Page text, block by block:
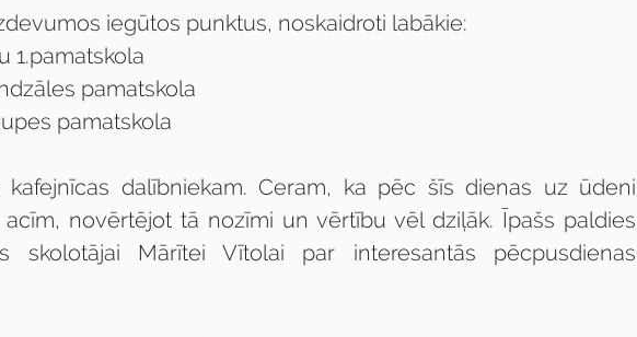
iegūtos punktus, noskaidroti labākie:
1.pamatskola
pamatskola
pamatskola
kafejnīcas dalībniekam. Ceram, ka pēc šīs dienas uz ūdeni
acīm, novērtējot tā nozīmi un vērtību vēl dziļāk. Īpašs paldies
skolotājai Mārītei Vītolai par interesantās pēcpusdienas